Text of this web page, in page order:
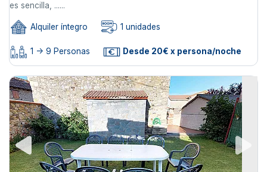
es sencilla, ......
Alquiler íntegro 1 unidades
1 -> 9 Personas Desde 20€ x persona/noche